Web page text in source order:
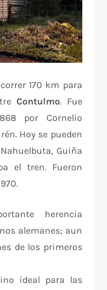
170 km para
Contulmo. Fue
por Cornelio
Hoy se pueden
Guiña
el tren. Fueron
herencia
alemanes; aun
de los primeros
ideal para las